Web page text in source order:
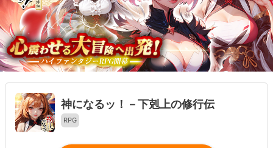
神になるッ！－下剋上の修行伝
RPG